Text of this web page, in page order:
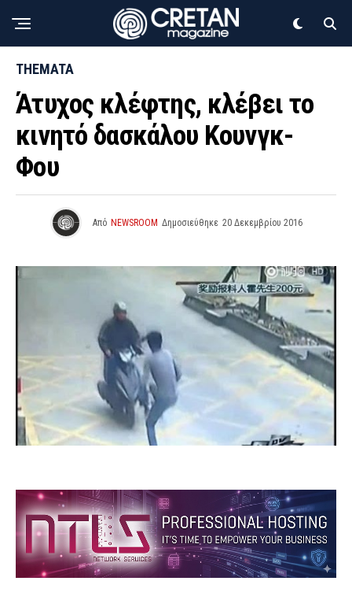
THEMATA
Άτυχος κλέφτης, κλέβει το
κινητό δασκάλου Κουνγκ-
Φου
Από NEWSROOM Δημοσιεύθηκε 20 Δεκεμβρίου 2016